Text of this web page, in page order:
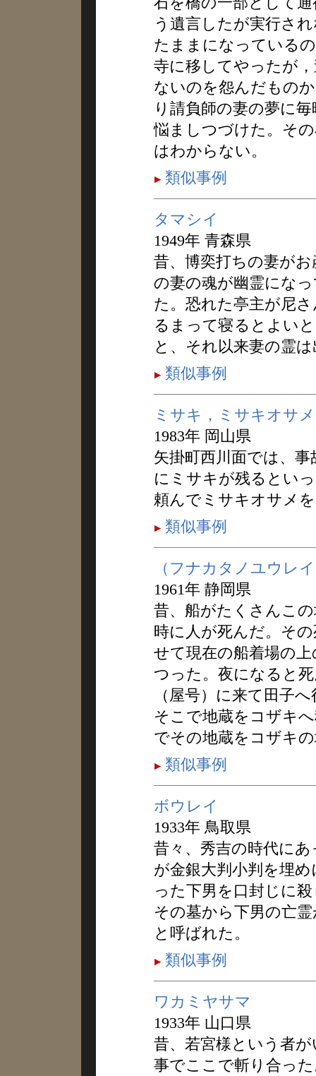
う遺言したが実行さ
たままになっている
寺に移してやったが
ないのを怨んだもの
り請負師の妻の夢に
悩ましつづけた。そ
はわからない。
類似事例
タマシイ
1949年 青森県
昔、博奕打ちの妻が
の妻の魂が幽霊にな
た。恐れた亭主が尼
るまって寝るとよい
と、それ以来妻の霊
類似事例
ミサキ，ミサキオサメ
1983年 岡山県
矢掛町西川面では、
にミサキが残るとい
頼んでミサキオサメ
類似事例
（フナカタノユウレ
1961年 静岡県
昔、船がたくさんこ
時に人が死んだ。そ
せて現在の船着場の
つった。夜になると
（屋号）に来て田子
そこで地蔵をコザキ
でその地蔵をコザキ
類似事例
ボウレイ
1933年 鳥取県
昔々、秀吉の時代に
が金銀大判小判を埋
った下男を口封じに
その墓から下男の亡
と呼ばれた。
類似事例
ワカミヤサマ
1933年 山口県
昔、若宮様という者
事でここで斬り合っ